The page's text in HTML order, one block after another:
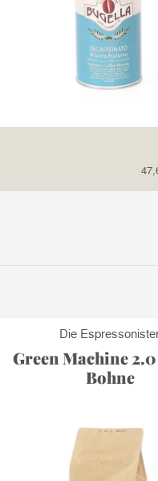
Die
Green Machine
Bohne